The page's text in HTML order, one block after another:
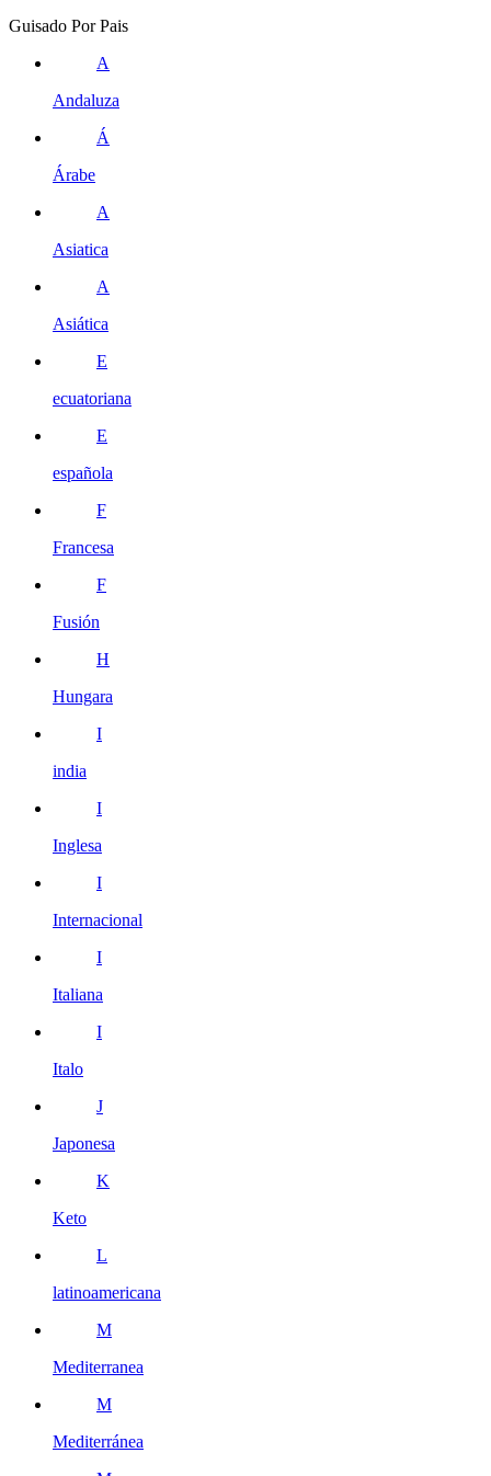
Guisado Por Pais
A
Andaluza
Á
Árabe
A
Asiatica
A
Asiática
E
ecuatoriana
E
española
F
Francesa
F
Fusión
H
Hungara
I
india
I
Inglesa
I
Internacional
I
Italiana
I
Italo
J
Japonesa
K
Keto
L
latinoamericana
M
Mediterranea
M
Mediterránea